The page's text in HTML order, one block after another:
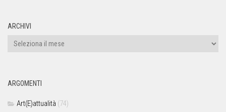
ARCHIVI
ARGOMENTI
Art(E)attualità (74)